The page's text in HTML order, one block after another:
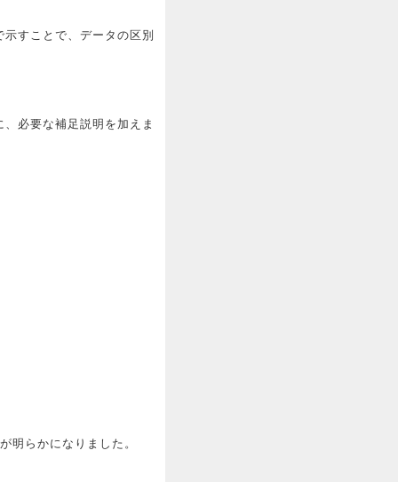
すことで、データの区別
必要な補足説明を加えま
明らかになりました。